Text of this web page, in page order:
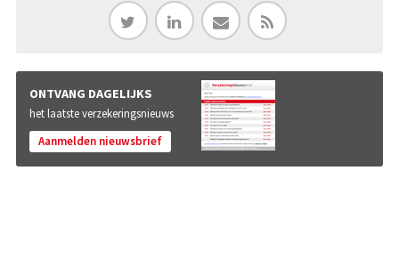
ONTVANG DAGELIJKS
het laatste verzekeringsnieuws
Aanmelden nieuwsbrief